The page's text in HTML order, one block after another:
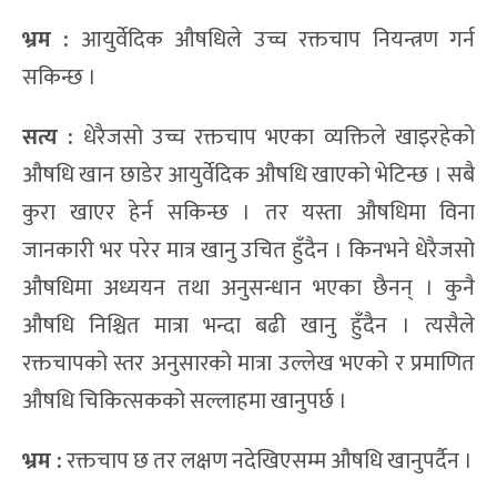
भ्रम : आयुर्वेदिक औषधिले उच्च रक्तचाप नियन्त्रण गर्न
सकिन्छ ।
सत्य : धेरैजसो उच्च रक्तचाप भएका व्यक्तिले खाइरहेको
औषधि खान छाडेर आयुर्वेदिक औषधि खाएको भेटिन्छ । सबै
कुरा खाएर हेर्न सकिन्छ । तर यस्ता औषधिमा विना
जानकारी भर परेर मात्र खानु उचित हुँदैन । किनभने धेरैजसो
औषधिमा अध्ययन तथा अनुसन्धान भएका छैनन् । कुनै
औषधि निश्चित मात्रा भन्दा बढी खानु हुँदैन । त्यसैले
रक्तचापको स्तर अनुसारको मात्रा उल्लेख भएको र प्रमाणित
औषधि चिकित्सकको सल्लाहमा खानुपर्छ ।
भ्रम :रक्तचाप छ तर लक्षण नदेखिएसम्म औषधि खानुपर्दैन ।